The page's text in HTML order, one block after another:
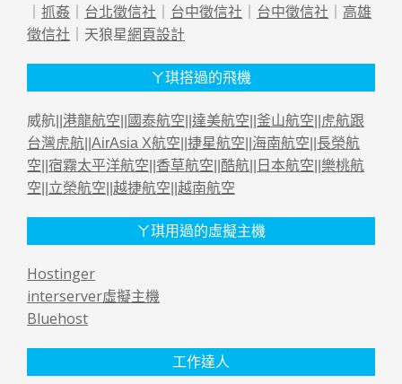
抓姦 台北徵信社 台中徵信社 台中徵信社
高雄
徵信社 ｜天狼星網頁設計
ㄚ琪搭過的飛機
威航|| 港龍航空 國泰航空 達美航空 釜山航空
虎航跟
台灣虎航 AirAsia X航空 捷星航空 海南航空 長榮航
空 宿霧太平洋航空 香草航空 酷航 日本航空 樂桃航
空 立榮航空 越捷航空 越南航空
ㄚ琪用過的虛擬主機
Hostinger
interserver虛擬主機
Bluehost
工作達人